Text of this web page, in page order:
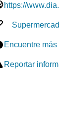
https://
Encuentre
Reportar